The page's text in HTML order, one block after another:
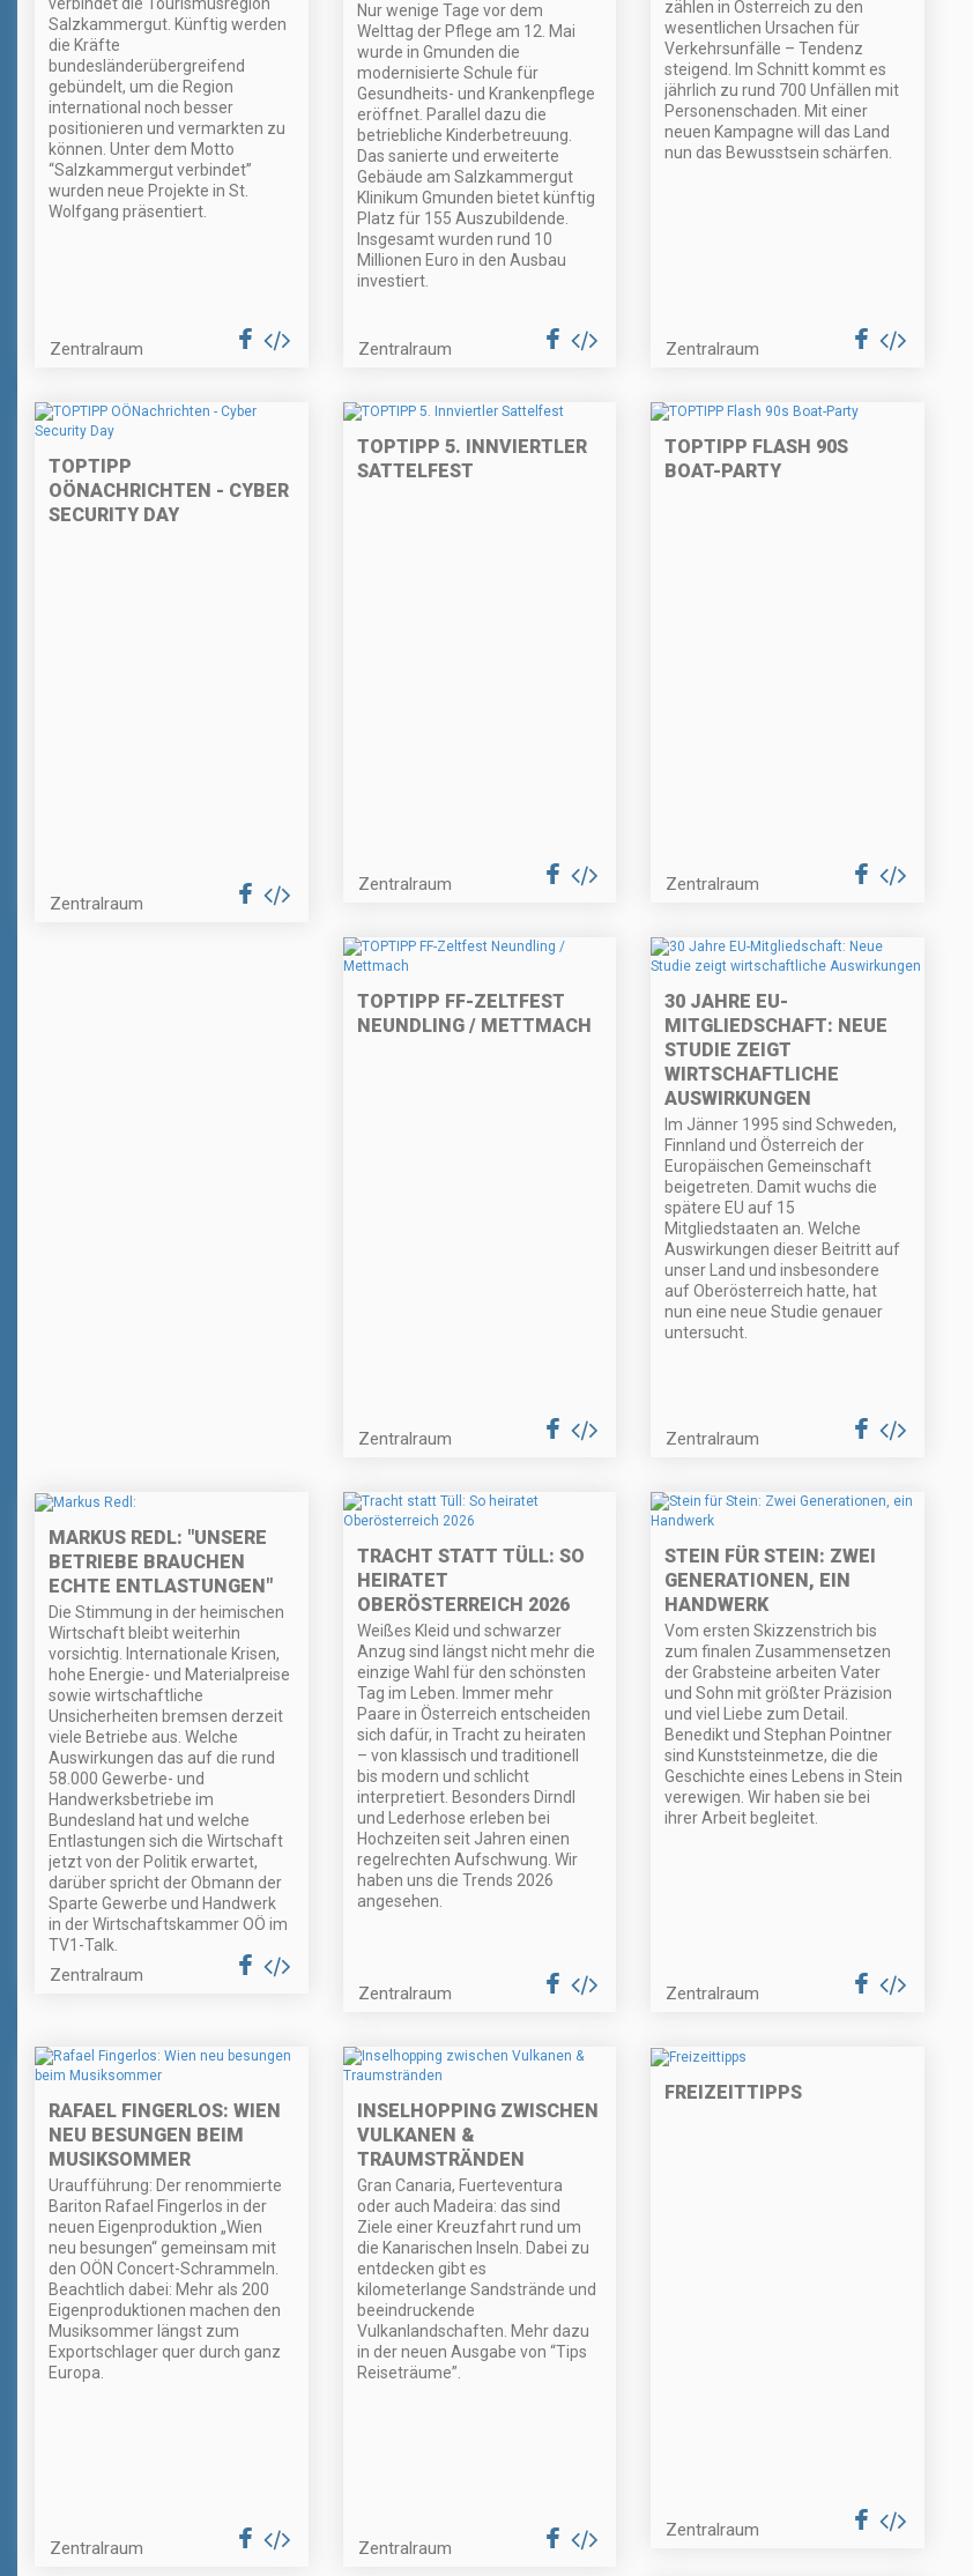
Salzkammergut. Künftig werden
die Kräfte
bundesländerübergreifend
gebündelt, um die Region
international noch besser
positionieren und vermarkten zu
können. Unter dem Motto
“Salzkammergut verbindet”
wurden neue Projekte in St.
Wolfgang präsentiert.
Zentralraum
Nur wenige Tage vor dem
Welttag der Pflege am 12. Mai
wurde in Gmunden die
modernisierte Schule für
Gesundheits- und Krankenpflege
eröffnet. Parallel dazu die
betriebliche Kinderbetreuung.
Das sanierte und erweiterte
Gebäude am Salzkammergut
Klinikum Gmunden bietet künftig
Platz für 155 Auszubildende.
Insgesamt wurden rund 10
Millionen Euro in den Ausbau
investiert.
Zentralraum
zählen in Österreich zu den
wesentlichen Ursachen für
Verkehrsunfälle – Tendenz
steigend. Im Schnitt kommt es
jährlich zu rund 700 Unfällen mit
Personenschaden. Mit einer
neuen Kampagne will das Land
nun das Bewusstsein schärfen.
Zentralraum
TOPTIPP
OÖNACHRICHTEN - CYBER
SECURITY DAY
Zentralraum
TOPTIPP 5. INNVIERTLER
SATTELFEST
Zentralraum
TOPTIPP FLASH 90S
BOAT-PARTY
Zentralraum
TOPTIPP FF-ZELTFEST
NEUNDLING / METTMACH
Zentralraum
30 JAHRE EU-
MITGLIEDSCHAFT: NEUE
STUDIE ZEIGT
WIRTSCHAFTLICHE
AUSWIRKUNGEN
Im Jänner 1995 sind Schweden,
Finnland und Österreich der
Europäischen Gemeinschaft
beigetreten. Damit wuchs die
spätere EU auf 15
Mitgliedstaaten an. Welche
Auswirkungen dieser Beitritt auf
unser Land und insbesondere
auf Oberösterreich hatte, hat
nun eine neue Studie genauer
untersucht.
Zentralraum
MARKUS REDL: "UNSERE
BETRIEBE BRAUCHEN
ECHTE ENTLASTUNGEN"
Die Stimmung in der heimischen
Wirtschaft bleibt weiterhin
vorsichtig. Internationale Krisen,
hohe Energie- und Materialpreise
sowie wirtschaftliche
Unsicherheiten bremsen derzeit
viele Betriebe aus. Welche
Auswirkungen das auf die rund
58.000 Gewerbe- und
Handwerksbetriebe im
Bundesland hat und welche
Entlastungen sich die Wirtschaft
jetzt von der Politik erwartet,
darüber spricht der Obmann der
Sparte Gewerbe und Handwerk
in der Wirtschaftskammer OÖ im
TV1-Talk.
Zentralraum
TRACHT STATT TÜLL: SO
HEIRATET
OBERÖSTERREICH 2026
Weißes Kleid und schwarzer
Anzug sind längst nicht mehr die
einzige Wahl für den schönsten
Tag im Leben. Immer mehr
Paare in Österreich entscheiden
sich dafür, in Tracht zu heiraten
– von klassisch und traditionell
bis modern und schlicht
interpretiert. Besonders Dirndl
und Lederhose erleben bei
Hochzeiten seit Jahren einen
regelrechten Aufschwung. Wir
haben uns die Trends 2026
angesehen.
Zentralraum
STEIN FÜR STEIN: ZWEI
GENERATIONEN, EIN
HANDWERK
Vom ersten Skizzenstrich bis
zum finalen Zusammensetzen
der Grabsteine arbeiten Vater
und Sohn mit größter Präzision
und viel Liebe zum Detail.
Benedikt und Stephan Pointner
sind Kunststeinmetze, die die
Geschichte eines Lebens in Stein
verewigen. Wir haben sie bei
ihrer Arbeit begleitet.
Zentralraum
RAFAEL FINGERLOS: WIEN
NEU BESUNGEN BEIM
MUSIKSOMMER
Uraufführung: Der renommierte
Bariton Rafael Fingerlos in der
neuen Eigenproduktion „Wien
neu besungen“ gemeinsam mit
den OÖN Concert-Schrammeln.
Beachtlich dabei: Mehr als 200
Eigenproduktionen machen den
Musiksommer längst zum
Exportschlager quer durch ganz
Europa.
Zentralraum
INSELHOPPING ZWISCHEN
VULKANEN &
TRAUMSTRÄNDEN
Gran Canaria, Fuerteventura
oder auch Madeira: das sind
Ziele einer Kreuzfahrt rund um
die Kanarischen Inseln. Dabei zu
entdecken gibt es
kilometerlange Sandstrände und
beeindruckende
Vulkanlandschaften. Mehr dazu
in der neuen Ausgabe von “Tips
Reiseträume”.
Zentralraum
FREIZEITTIPPS
Zentralraum